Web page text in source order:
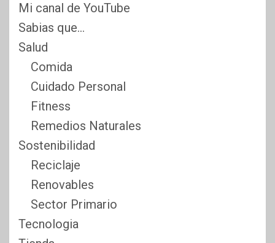
Mi canal de YouTube
Sabias que…
Salud
Comida
Cuidado Personal
Fitness
Remedios Naturales
Sostenibilidad
Reciclaje
Renovables
Sector Primario
Tecnologia